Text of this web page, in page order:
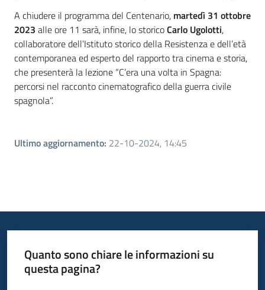
A chiudere il programma del Centenario, martedì 31 ottobre
2023 alle ore 11 sarà, infine, lo storicoCarlo Ugolotti,
collaboratore dell’Istituto storico della Resistenza e dell’età
contemporanea ed esperto del rapporto tra cinema e storia,
che presenterà la lezione “C’era una volta in Spagna:
percorsi nel racconto cinematografico della guerra civile
spagnola”.
Ultimo aggiornamento: 22-10-2024, 14:45
Quanto sono chiare le informazioni su
questa pagina?